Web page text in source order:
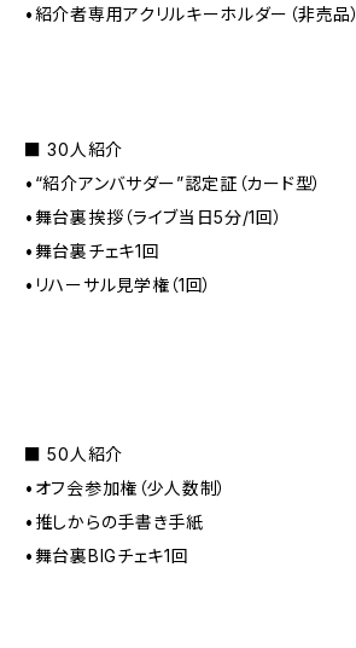
•紹介者専用アクリルキーホルダー（非売品）
■ 30人紹介
•“紹介アンバサダー”認定証（カード型）
•舞台裏挨拶（ライブ当日5分/1回）
•舞台裏チェキ1回
•リハーサル見学権（1回）
■ 50人紹介
•オフ会参加権（少人数制）
•推しからの手書き手紙
•舞台裏BIGチェキ1回